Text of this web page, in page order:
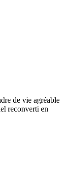
de vie agréable
reconverti en